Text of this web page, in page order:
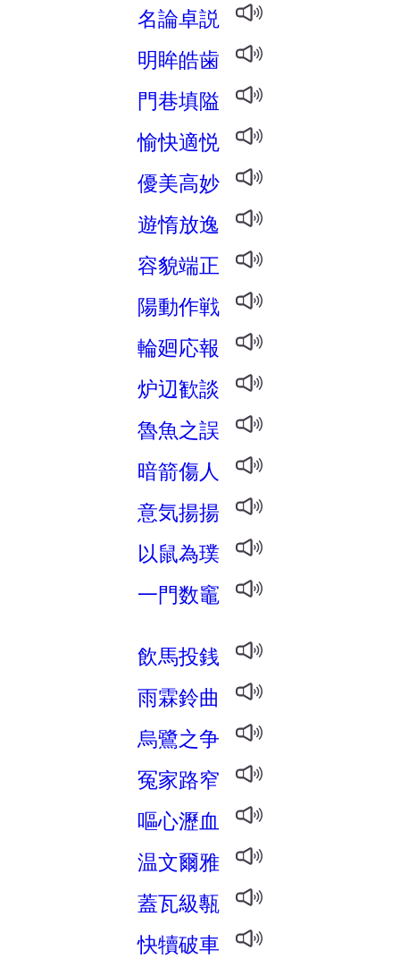
名論卓説
明眸皓歯
門巷填隘
愉快適悦
優美高妙
遊惰放逸
容貌端正
陽動作戦
輪廻応報
炉辺歓談
魯魚之誤
暗箭傷人
意気揚揚
以鼠為璞
一門数竈
飲馬投銭
雨霖鈴曲
烏鷺之争
冤家路窄
嘔心瀝血
温文爾雅
蓋瓦級甎
快犢破車